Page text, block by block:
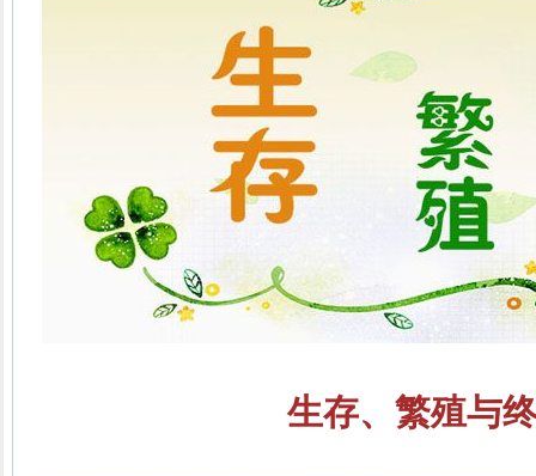
生存、繁殖与